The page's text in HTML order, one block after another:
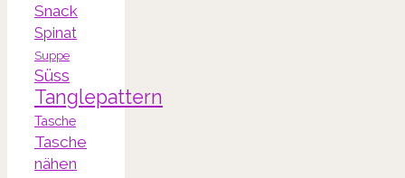
Snack
Spinat
Suppe
Süss
Tanglepattern
Tasche
Tasche
nähen